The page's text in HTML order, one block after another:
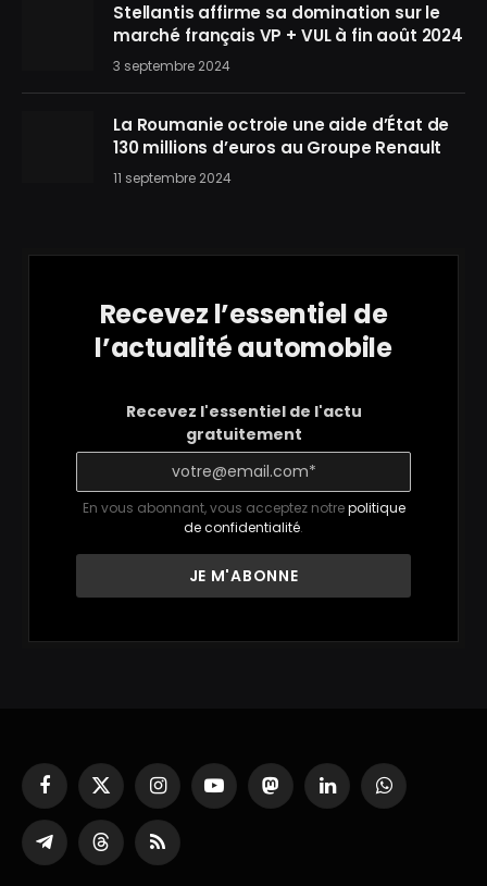
Stellantis affirme sa domination sur le
marché français VP + VUL à fin août 2024
3 septembre 2024
La Roumanie octroie une aide d’État de
130 millions d’euros au Groupe Renault
11 septembre 2024
Recevez l’essentiel de
l’actualité automobile
Recevez l'essentiel de l'actu
gratuitement
En vous abonnant, vous acceptez notrepolitique
de confidentialité.
Facebook
X
(Twitter)
InstagramYouTubeMastodonLinkedInWhatsApp
Partager
sur
ThreadsRSS